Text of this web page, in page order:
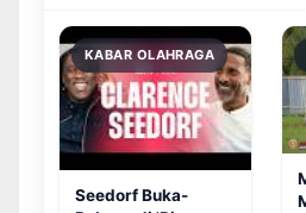
KABAR OLAHRAGA
Mas Ayong Pastikan